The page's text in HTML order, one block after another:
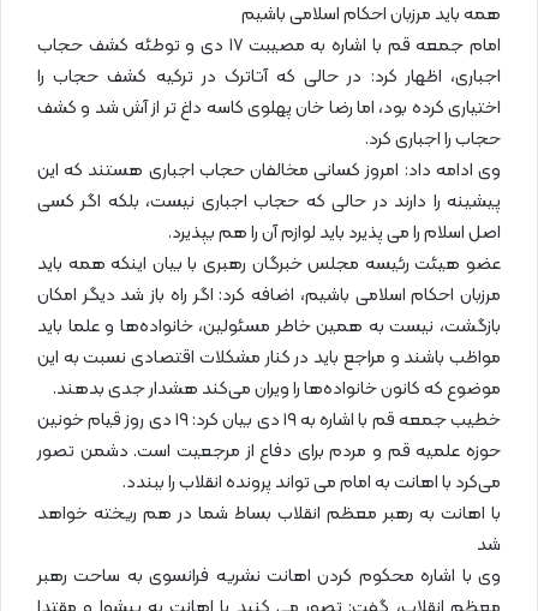
همه باید مرزبان احکام اسلامی باشیم
امام جمعه قم با اشاره به مصیبت ۱۷ دی و توطئه کشف حجاب
اجباری، اظهار کرد: در حالی که آتاترک در ترکیه کشف حجاب را
اختیاری کرده بود، اما رضا خان پهلوی کاسه داغ‌ تر از آش شد و کشف
حجاب را اجباری کرد.
وی ادامه داد: امروز کسانی مخالفان حجاب اجباری هستند که این
پیشینه را دارند در حالی که حجاب اجباری نیست، بلکه اگر کسی
اصل اسلام را می پذیرد باید لوازم آن را هم بپذیرد.
عضو هیئت رئیسه مجلس خبرگان رهبری با بیان اینکه همه باید
مرزبان احکام اسلامی باشیم، اضافه کرد: اگر راه باز شد دیگر امکان
بازگشت، نیست به همین خاطر مسئولین، خانواده‌ها و علما باید
مواظب باشند و مراجع باید در کنار مشکلات اقتصادی نسبت به این
موضوع که کانون خانواده‌ها را ویران می‌کند هشدار جدی بدهند.
خطیب جمعه قم با اشاره به ۱۹ دی بیان کرد: ۱۹ دی روز قیام خونین
حوزه علمیه قم و مردم برای دفاع از مرجعیت است. دشمن تصور
می‌کرد با اهانت به امام می تواند پرونده انقلاب را ببندد.
با اهانت به رهبر معظم انقلاب بساط شما در هم ریخته خواهد
شد
وی با اشاره محکوم کردن اهانت نشریه فرانسوی به ساحت رهبر